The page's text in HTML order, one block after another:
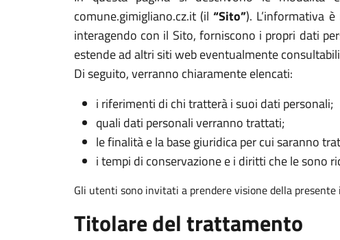
comune.gimigliano.cz.it (il“Sito”). L’informativa
interagendo con il Sito, forniscono i propri dati
estende ad altri siti web eventualmente
Di seguito, verranno chiaramente elencati:
i riferimenti di chi tratterà i suoi dati personali;
quali dati personali verranno trattati;
le finalità e la base giuridica per cui saranno
i tempi di conservazione e i diritti che le sono
Gli utenti sono invitati a prendere visione della
Titolare del trattamento